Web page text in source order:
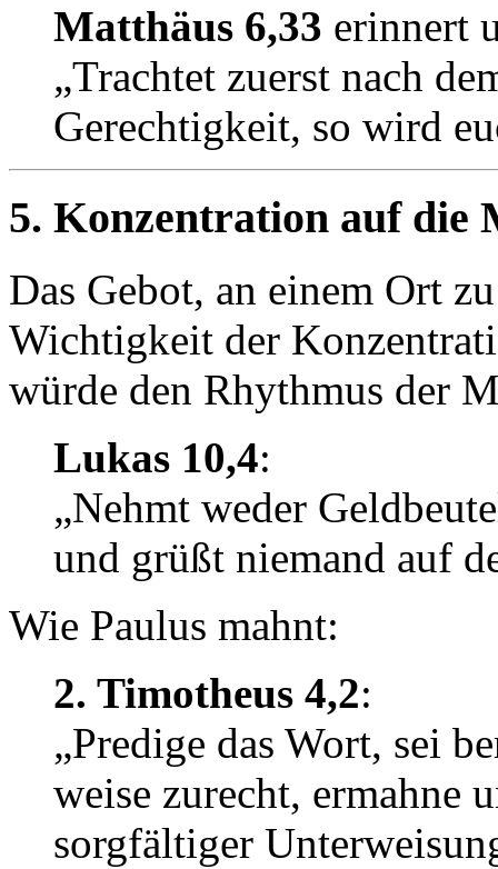
Matthäus 6,33 erinnert
„Trachtet zuerst nach
Gerechtigkeit, so wird
5. Konzentration auf die
Das Gebot, an einem Ort
Wichtigkeit der
würde den Rhythmus der
Lukas 10,4:
„Nehmt weder
und grüßt niemand auf
Wie Paulus mahnt:
2. Timotheus 4,2:
„Predige das Wort, sei
weise zurecht, ermahne
sorgfältiger